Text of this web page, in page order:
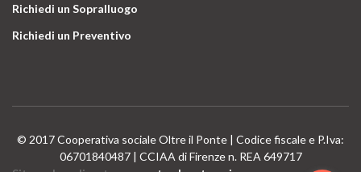
Richiedi un Sopralluogo
Richiedi un Preventivo
© 2017 Cooperativa sociale Oltre il Ponte | Codice fiscale e P.Iva:
06701840487 | CCIAA di Firenze n. REA 649717